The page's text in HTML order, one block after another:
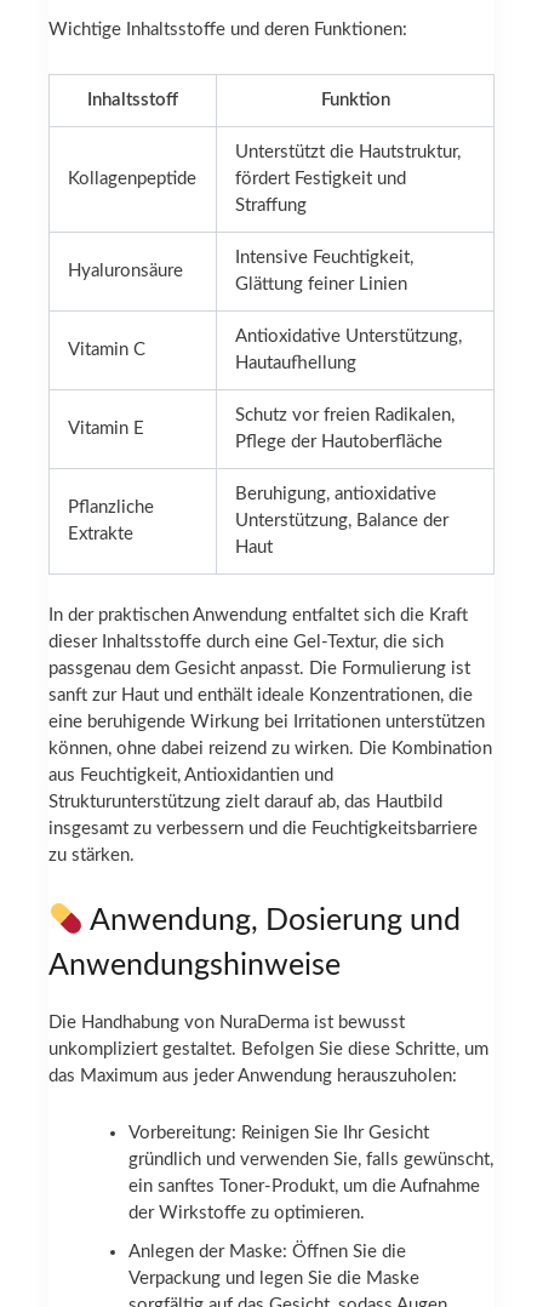
Wichtige Inhaltsstoffe und deren Funktionen:
Inhaltsstoff Funktion
Kollagenpeptide
Unterstützt die Hautstruktur,
fördert Festigkeit und
Straffung
Hyaluronsäure
Intensive Feuchtigkeit,
Glättung feiner Linien
Vitamin C
Antioxidative Unterstützung,
Hautaufhellung
Vitamin E
Schutz vor freien Radikalen,
Pflege der Hautoberfläche
Pflanzliche
Extrakte
Beruhigung, antioxidative
Unterstützung, Balance der
Haut
In der praktischen Anwendung entfaltet sich die Kraft
dieser Inhaltsstoffe durch eine Gel-Textur, die sich
passgenau dem Gesicht anpasst. Die Formulierung ist
sanft zur Haut und enthält ideale Konzentrationen, die
eine beruhigende Wirkung bei Irritationen unterstützen
können, ohne dabei reizend zu wirken. Die Kombination
aus Feuchtigkeit, Antioxidantien und
Strukturunterstützung zielt darauf ab, das Hautbild
insgesamt zu verbessern und die Feuchtigkeitsbarriere
zu stärken.
Anwendung, Dosierung und
Anwendungshinweise
Die Handhabung von NuraDerma ist bewusst
unkompliziert gestaltet. Befolgen Sie diese Schritte, um
das Maximum aus jeder Anwendung herauszuholen:
Vorbereitung: Reinigen Sie Ihr Gesicht
gründlich und verwenden Sie, falls gewünscht,
ein sanftes Toner-Produkt, um die Aufnahme
der Wirkstoffe zu optimieren.
Anlegen der Maske: Öffnen Sie die
Verpackung und legen Sie die Maske